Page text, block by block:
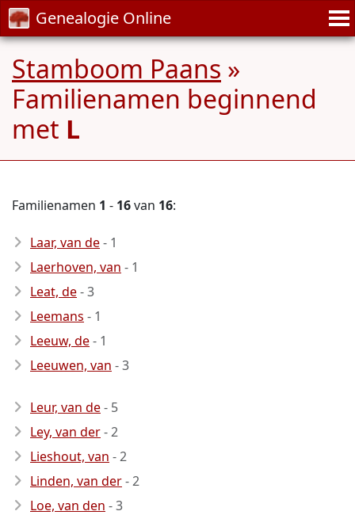
Genealogie Online
Stamboom Paans »
Familienamen beginnend
met L
Familienamen 1 - 16van 16:
Laar, van de- 1
Laerhoven, van - 1
Leat, de- 3
Leemans - 1
Leeuw, de- 1
Leeuwen, van - 3
Leur, van de- 5
Ley, van der- 2
Lieshout, van - 2
Linden, van der- 2
Loe, van den - 3